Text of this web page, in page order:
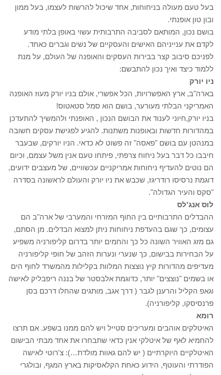
בעל טעם מעולה בניחוחות, אחד שיכול להרשות לעצמו, בעל ממון
ובון טון אופנתי.
בושם נכון, המותאם לסביבה התרבותית עשוי באופן בלתי מודע
לקדם את ענייניהם האישים והעסקיים של נשים וגברים כאחד.
לפניכם סיבוב קצר בבירות העסקים והאופנה של העולם, על מנת
ללמוד כיצד ואיך נכון להתבשם:
ניו יורק
בארה"ב, ארץ האפשרויות, הכל אפשרי, אולם בניו יורק מעוז האופנה
האמריקני הבלתי מעורער, בושם הוא סמל סטאטוס!
בניו יורק,חיוני לענוד את הבושם הנכון , האופנתי ולהמשיך להתעדכן
במהדורות חדשות ובאופנות משתנות. להגיע לפגישת עסקים חשובה
במנהטן עם בושם "פאסה" זה פשוט לא כדאי. הניו יורקים, שבעבר
חיבבו כל דבר בעל ניחוח צרפתי, פיתחו טעם אנין משל עצמם, וכיום
הם נוטים להעדיף ניחוחות אמריקניים עכשוויים, של מעצבים ידועים,
דוגמת נרסיסו רודריגז, שכבש את ניו יורק והעולם לראשונה בסדרה
"סקס והעיר הגדולה".
לוס אנג'לס
ההבדלים התרבותיים בין החוף המזרחי והמערבי של ארה"ב הם
עצומים, כך שגם בהעדפת ניחוחות ניתן למצוא הבדלים. מן הסתם,
גם מזג האוויר השונה כל כך והחמים יותר בדרום קליפורניה משפיע
על הבחירות בבישום, כך שנערי ונערות הזהב של חופי קליפורניה
מעדיפים מהדורות קיץ נוצצות המלוות בקלילות מהמשרד לחוף הים
או בשמים "נוצצים" יותר, כדוגמת אלבסטר של בננה ריפבליק לאישה
וגאפ הקליל והרענן לגבר ( דרך אגב, מותגים שהחלו דרכם בסן
פרנסיסקו, קליפורניה).
רומא
האיטלקים אוהבים ומעריכים סטייל ויש להם ממנו בשפע. אם תרצו
להחמיא לאף של איטלקי אנין כדאי שתבחרו את אחד מבתי הבישום
האיטלקיים היוקרתיים ( יש להם גאוות מולדת…): צ'רוטי לאישה
הפודרתי והעוטף, הידוע כאחת הקלאסיקות בארץ המגף, ובולגרי